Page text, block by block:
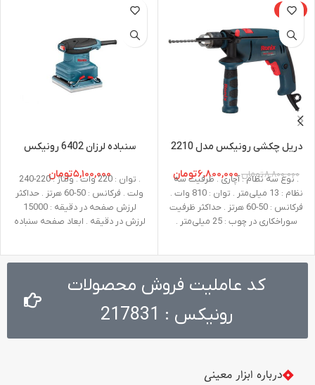
-23%
دریل چکشی رونیکس مدل 2210
۸,۸۰۰,۰۰۰تومان ۶,۸۰۰,۰۰۰تومان
. نوع سه نظام : آچاری . ظرفیت سه
نظام : 13 میلی‌متر . توان : 810 وات .
فرکانس : 50-60 هرتز . حداکثر ظرفیت
سوراخکاری در چوب : 25 میلی‌متر .
در بتن : 13 میلی‌متر . سرعت در حالت
آزاد : صفر تا 3000 دور در دقیقه .
ولتاژ : 220-240 ولت . وزن : 2.4
کیلوگرم . نوع بسته ‌بندی : کیف
BMC مقاوم در برابر ضربه . متعلقات :
سنباده لرزان 6402 رونیکس
۵,۱۰۰,۰۰۰تومان
. توان : 220 وات . ولتاژ : 220-240
ولت . فرکانس : 50-60 هرتز . حداکثر
لرزش صفحه در دقیقه : 15000
لرزش در دقیقه . ابعاد صفحه سنباده
سنباده، پد اسفنجی
کد عاملیت فروش محصولات
رونیکس : 217831
درباره ابزار معینی